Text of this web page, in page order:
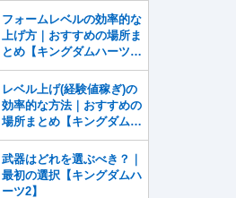
フォームレベルの効率的な
上げ方｜おすすめの場所ま
とめ【キングダムハーツ
2】
レベル上げ(経験値稼ぎ)の
効率的な方法｜おすすめの
場所まとめ【キングダムハ
ーツ2】
武器はどれを選ぶべき？｜
最初の選択【キングダムハ
ーツ2】